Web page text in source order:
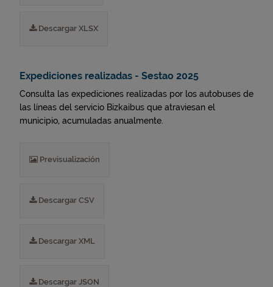
Descargar XLSX
Expediciones realizadas - Sestao 2025
Consulta las expediciones realizadas por los autobuses de
las líneas del servicio Bizkaibus que atraviesan el
municipio, acumuladas anualmente.
Previsualización
Descargar CSV
Descargar XML
Descargar JSON